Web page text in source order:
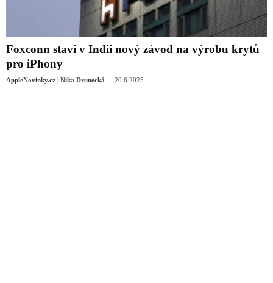
Foxconn staví v Indii nový závod na výrobu krytů
pro iPhony
AppleNovinky.cz | Nika Drunecká - 20.6.2025